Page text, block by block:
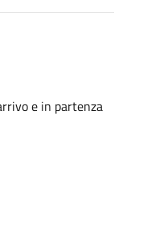
e in partenza